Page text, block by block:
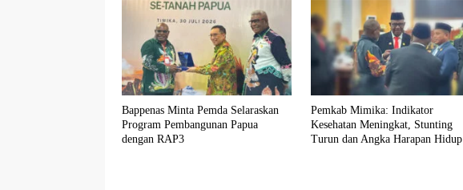
Bappenas Minta Pemda Selaraskan
Program Pembangunan Papua
dengan RAP3
Pemkab Mimika: Indikator
Kesehatan Meningkat, Stunting
Turun dan Angka Harapan Hidup